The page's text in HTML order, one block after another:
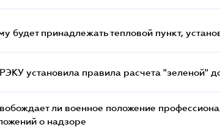
будет принадлежать тепловой пункт,
установила правила расчета "зеленой"
ли военное положение
о надзоре